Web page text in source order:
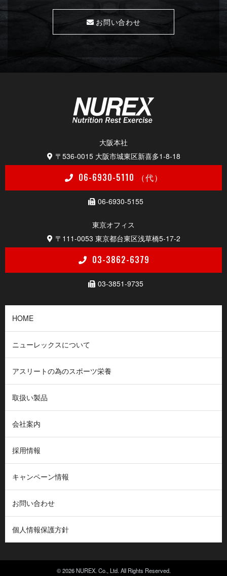
お問い合わせ
大 阪 本 社
〒536-0015 大阪市城東区新喜多1-8-18
06-6930-5110 （代）
06-6930-5155
東京 オ フ ィ ス
〒111-0053 東京都台東区浅草橋5-17-2
03-3862-6379
03-3851-9735
HOME
ニューレックスについて
アスリートの為のスポーツ栄養
取扱い製品
会社案内
採用情報
キャンペーン情報
お問い合わせ
個人情報保護方針
© 2026 NUREX. Co., Ltd. All Rights Reserved.